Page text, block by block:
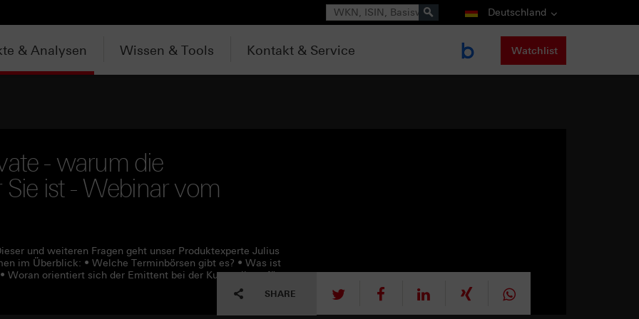
Suche Deutschland
& Analysen Wissen & Tools Kontakt & Service Watchlist
- warum die
ist - Webinar vom
und weiteren Fragen geht unser Produktexperte Julius
im Überblick: • Welche Terminbörsen gibt es? • Was ist
Woran orientiert sich der Emittent bei der Kursstellung für
SHARE tweet mitteilen